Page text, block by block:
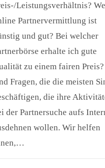
Leistungsverhältnis?
Partnervermittlung ist
und gut? Bei welcher
erhalte ich gute
zu einem fairen Preis?
Fragen, die die meisten
die ihre
der Partnersuche aufs
wollen. Wir helfen